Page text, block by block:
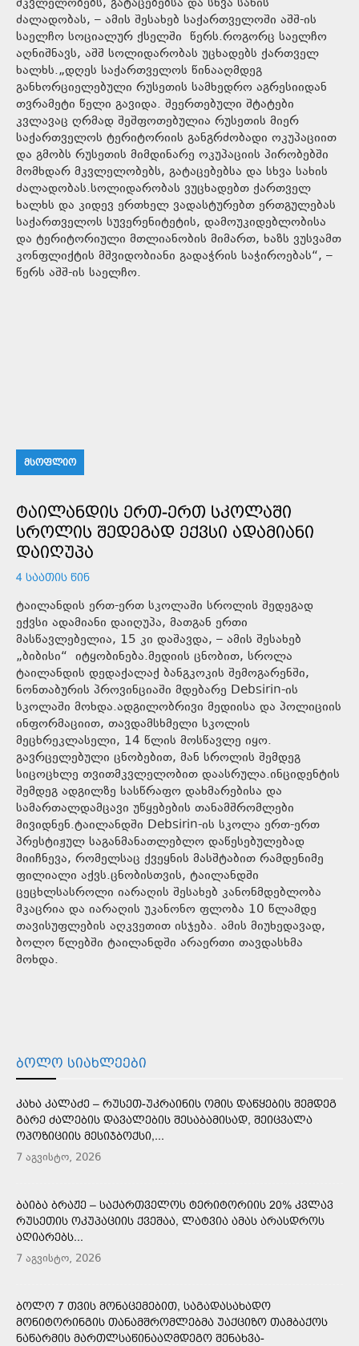
ძალადობას, – ამის შესახებ საქართველოში აშშ-ის
საელჩო სოციალურ ქსელში წერს.როგორც საელჩო
აღნიშნავს, აშშ სოლიდარობას უცხადებს ქართველ
ხალხს.„დღეს საქართველოს წინააღმდეგ
განხორციელებული რუსეთის სამხედრო აგრესიიდან
თვრამეტი წელი გავიდა. შეერთებული შტატები
კვლავაც ღრმად შეშფოთებულია რუსეთის მიერ
საქართველოს ტერიტორიის განგრძობადი ოკუპაციით
და გმობს რუსეთის მიმდინარე ოკუპაციის პირობებში
მომხდარ მკვლელობებს, გატაცებებსა და სხვა სახის
ძალადობას.სოლიდარობას ვუცხადებთ ქართველ
ხალხს და კიდევ ერთხელ ვადასტურებთ ერთგულებას
საქართველოს სუვერენიტეტის, დამოუკიდებლობისა
და ტერიტორიული მთლიანობის მიმართ, ხაზს ვუსვამთ
კონფლიქტის მშვიდობიანი გადაჭრის საჭიროებას“, –
წერს აშშ-ის საელჩო.
ᲛᲡᲝᲤᲚᲘᲝ
ᲢᲐᲘᲚᲐᲜᲓᲘᲡ ᲔᲠᲗ-ᲔᲠᲗ ᲡᲙᲝᲚᲐᲨᲘ
ᲡᲠᲝᲚᲘᲡ ᲨᲔᲓᲔᲒᲐᲓ ᲔᲥᲕᲡᲘ ᲐᲓᲐᲛᲘᲐᲜᲘ
ᲓᲐᲘᲦᲣᲞᲐ
4 ᲡᲐᲐᲗᲘᲡ ᲬᲘᲜ
ტაილანდის ერთ-ერთ სკოლაში სროლის შედეგად
ექვსი ადამიანი დაიღუპა, მათგან ერთი
მასწავლებელია, 15 კი დაშავდა, – ამის შესახებ
„ბიბისი“ იტყობინება.მედიის ცნობით, სროლა
ტაილანდის დედაქალაქ ბანგკოკის შემოგარენში,
ნონთაბურის პროვინციაში მდებარე Debsirin-ის
სკოლაში მოხდა.ადგილობრივი მედიისა და პოლიციის
ინფორმაციით, თავდამსხმელი სკოლის
მეცხრეკლასელი, 14 წლის მოსწავლე იყო.
გავრცელებული ცნობებით, მან სროლის შემდეგ
სიცოცხლე თვითმკვლელობით დაასრულა.ინციდენტის
შემდეგ ადგილზე სასწრაფო დახმარებისა და
სამართალდამცავი უწყებების თანამშრომლები
მივიდნენ.ტაილანდში Debsirin-ის სკოლა ერთ-ერთ
პრესტიჟულ საგანმანათლებლო დაწესებულებად
მიიჩნევა, რომელსაც ქვეყნის მასშტაბით რამდენიმე
ფილიალი აქვს.ცნობისთვის, ტაილანდში
ცეცხლსასროლი იარაღის შესახებ კანონმდებლობა
მკაცრია და იარაღის უკანონო ფლობა 10 წლამდე
თავისუფლების აღკვეთით ისჯება. ამის მიუხედავად,
ბოლო წლებში ტაილანდში არაერთი თავდასხმა
მოხდა.
ᲑᲝᲚᲝ ᲡᲘᲐᲮᲚᲔᲔᲑᲘ
ᲙᲐᲮᲐ ᲙᲐᲚᲐᲫᲔ – ᲠᲣᲡᲔᲗ-ᲣᲙᲠᲐᲘᲜᲘᲡ ᲝᲛᲘᲡ ᲓᲐᲬᲧᲔᲑᲘᲡ ᲨᲔᲛᲓᲔᲒ
ᲒᲐᲠᲔ ᲫᲐᲚᲔᲑᲘᲡ ᲓᲐᲕᲐᲚᲔᲑᲘᲡ ᲨᲔᲡᲐᲑᲐᲛᲘᲡᲐᲓ, ᲨᲔᲘᲪᲕᲐᲚᲐ
ᲝᲞᲝᲖᲘᲪᲘᲘᲡ ᲛᲔᲡᲘᲯᲑᲝᲥᲡᲘ,...
7 აგვისტო, 2026
ᲑᲐᲘᲑᲐ ᲑᲠᲐᲟᲔ – ᲡᲐᲥᲐᲠᲗᲕᲔᲚᲝᲡ ᲢᲔᲠᲘᲢᲝᲠᲘᲘᲡ 20% ᲙᲕᲚᲐᲕ
ᲠᲣᲡᲔᲗᲘᲡ ᲝᲙᲣᲞᲐᲪᲘᲘᲡ ᲥᲕᲔᲨᲐᲐ, ᲚᲐᲢᲕᲘᲐ ᲐᲛᲐᲡ ᲐᲠᲐᲡᲓᲠᲝᲡ
ᲐᲦᲘᲐᲠᲔᲑᲡ...
7 აგვისტო, 2026
ᲑᲝᲚᲝ 7 ᲗᲕᲘᲡ ᲛᲝᲜᲐᲪᲔᲛᲔᲑᲘᲗ, ᲡᲐᲒᲐᲓᲐᲡᲐᲮᲐᲓᲝ
ᲛᲝᲜᲘᲢᲝᲠᲘᲜᲒᲘᲡ ᲗᲐᲜᲐᲛᲨᲠᲝᲛᲚᲔᲑᲛᲐ ᲣᲐᲥᲪᲘᲖᲝ ᲗᲐᲛᲑᲐᲥᲝᲡ
ᲜᲐᲬᲐᲠᲛᲘᲡ ᲛᲐᲠᲗᲚᲡᲐᲬᲘᲜᲐᲐᲦᲛᲓᲔᲒᲝ ᲨᲔᲜᲐᲮᲕᲐ-